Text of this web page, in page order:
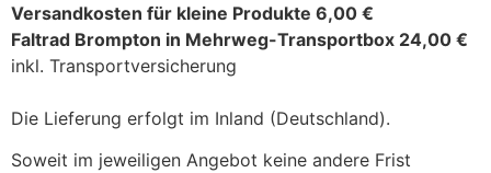
Versandkosten für kleine Produkte 6,00 €
Faltrad Brompton in Mehrweg-Transportbox 24,00 €
inkl. Transportversicherung
Die Lieferung erfolgt im Inland (Deutschland).
Soweit im jeweiligen Angebot keine andere Frist